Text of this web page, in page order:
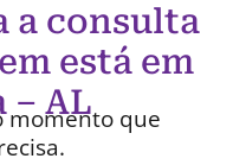
a consulta
está em
– AL
momento que